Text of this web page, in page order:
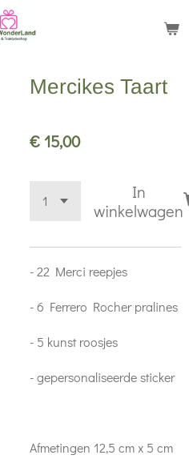
Mercikes Taart
€ 15,00
In
winkelwagen
- 22 Merci reepjes
- 6 Ferrero Rocher pralines
- 5 kunst roosjes
- gepersonaliseerde sticker
Afmetingen 12,5 cm x 5 cm